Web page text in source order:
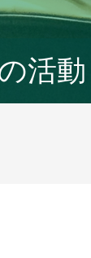
活動